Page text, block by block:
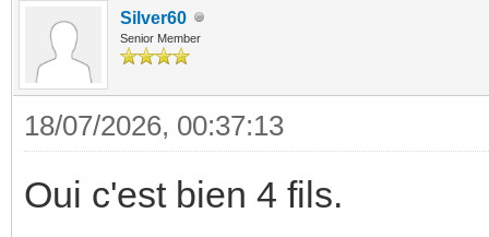
Silver60
Senior Member
18/07/2026, 00:37:13
Oui c'est bien 4 fils.